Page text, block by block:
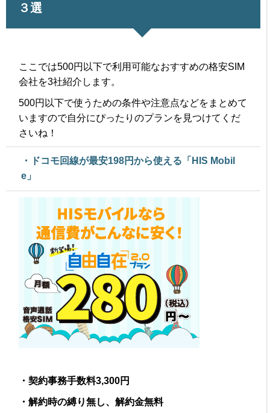
３選
ここでは500円以下で利用可能なおすすめの格安SIM
会社を3社紹介します。
500円以下で使うための条件や注意点などをまとめて
いますので自分にぴったりのプランを見つけてくだ
さいね！
・ドコモ回線が最安198円から使える「HIS Mobil
e」
・契約事務手数料3,300円
・解約時の縛り無し、解約金無料